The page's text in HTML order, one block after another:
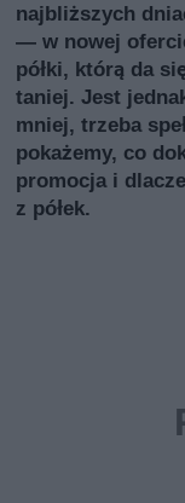
najbliższych
— w nowej
półki, którą da
taniej. Jest
mniej, trzeba
pokażemy, co
promocja i
z półek.